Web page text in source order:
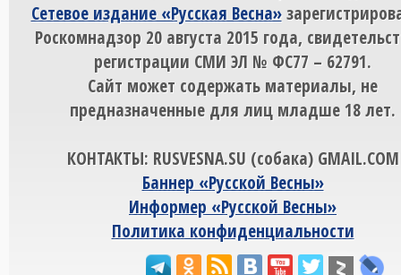
Сетевое издание «Русская Весна»
Роскомнадзор 20 августа 2015 года,
регистрации СМИ ЭЛ № ФС77 – 62791.
Сайт может содержать материалы, не
предназначенные для лиц младше 18 лет.
КОНТАКТЫ: RUSVESNA.SU (собака) GMAIL.COM
Баннер «Русской Весны»
Информер «Русской Весны»
Политика конфиденциальности